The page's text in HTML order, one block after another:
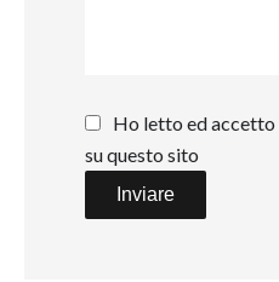
Ho letto ed accetto
su questo sito
Inviare